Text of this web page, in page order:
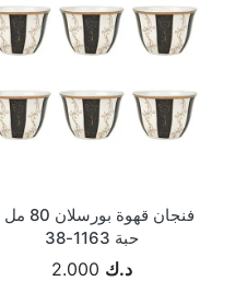
حبة 1163-38
د.ك 2.000